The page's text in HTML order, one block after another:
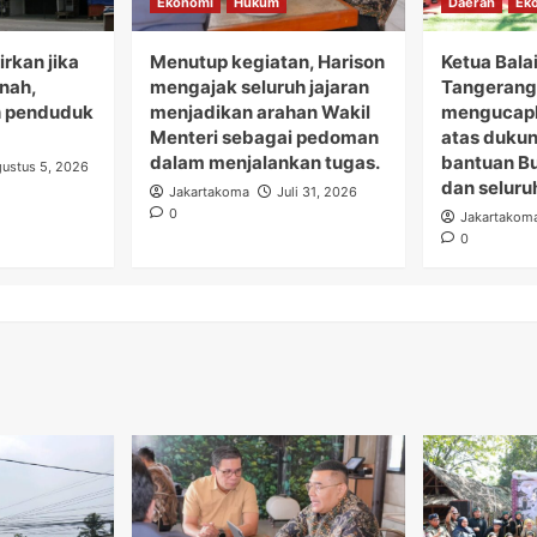
jika
penduduk
5, 2026
Menutup kegiatan, Harison
mengajak seluruh jajaran
menjadikan arahan Wakil
Menteri sebagai pedoman
dalam menjalankan tugas.
Jakartakoma
Juli 31, 2026
0
Ketua
atas
bantuan
dan
0